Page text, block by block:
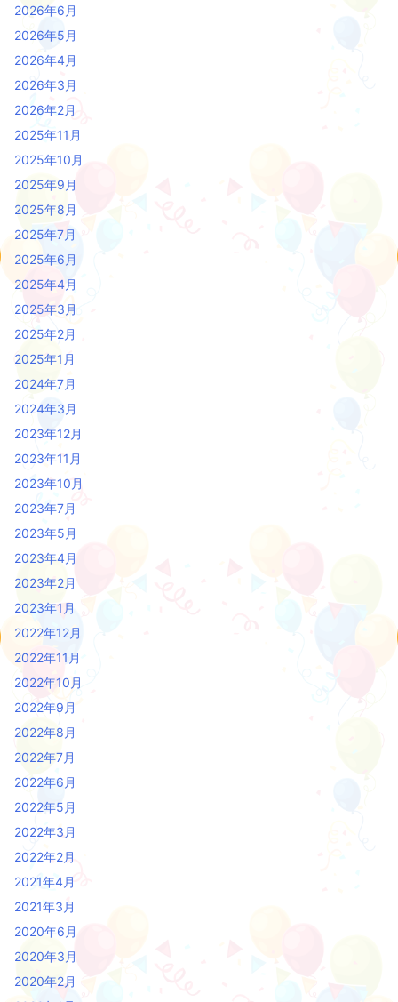
2026年6月
2026年5月
2026年4月
2026年3月
2026年2月
2025年11月
2025年10月
2025年9月
2025年8月
2025年7月
2025年6月
2025年4月
2025年3月
2025年2月
2025年1月
2024年7月
2024年3月
2023年12月
2023年11月
2023年10月
2023年7月
2023年5月
2023年4月
2023年2月
2023年1月
2022年12月
2022年11月
2022年10月
2022年9月
2022年8月
2022年7月
2022年6月
2022年5月
2022年3月
2022年2月
2021年4月
2021年3月
2020年6月
2020年3月
2020年2月